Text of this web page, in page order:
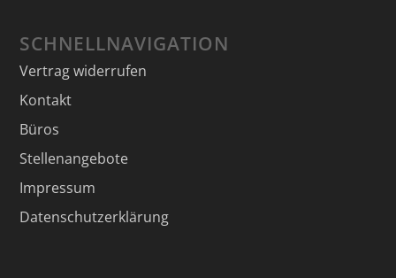
SCHNELLNAVIGATION
Vertrag widerrufen
Kontakt
Büros
Stellenangebote
Impressum
Datenschutzerklärung